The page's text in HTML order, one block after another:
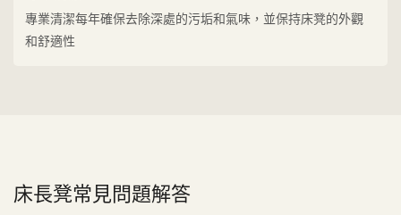
專業清潔每年確保去除深處的污垢和氣味，並保持床凳的外觀
和舒適性